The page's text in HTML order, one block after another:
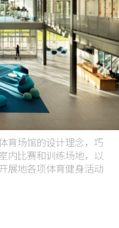
育场馆的设计理念，巧
内比赛和训练场地，以
展地各项体育健身活动